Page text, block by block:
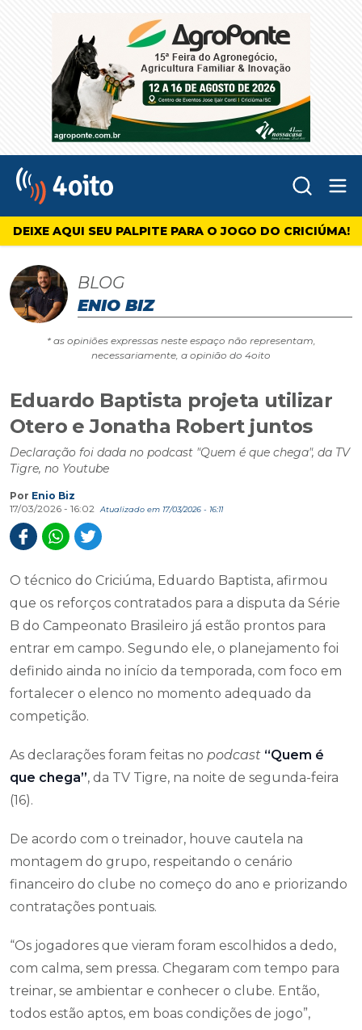
4oito
DEIXE AQUI SEU PALPITE PARA O JOGO DO CRICIÚMA!
BLOG
ENIO BIZ
* as opiniões expressas neste espaço não representam,
necessariamente, a opinião do 4oito
Eduardo Baptista projeta utilizar
Otero e Jonatha Robert juntos
Declaração foi dada no podcast "Quem é que chega", da TV
Tigre, no Youtube
Por Enio Biz
17/03/2026 - 16:02
Atualizado em 17/03/2026 - 16:11
O técnico do Criciúma, Eduardo Baptista, afirmou
que os reforços contratados para a disputa da Série
B do Campeonato Brasileiro já estão prontos para
entrar em campo. Segundo ele, o planejamento foi
definido ainda no início da temporada, com foco em
fortalecer o elenco no momento adequado da
competição.
As declarações foram feitas no podcast “Quem é
que chega”, da TV Tigre, na noite de segunda-feira
(16).
De acordo com o treinador, houve cautela na
montagem do grupo, respeitando o cenário
financeiro do clube no começo do ano e priorizando
contratações pontuais.
“Os jogadores que vieram foram escolhidos a dedo,
com calma, sem pressa. Chegaram com tempo para
treinar, se ambientar e conhecer o clube. Então,
todos estão aptos, em boas condições de jogo”,